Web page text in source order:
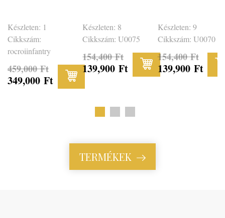
Készleten: 1
Cikkszám:
rocroiinfantry
459,000Ft
Original
349,000 Ft
Készleten: 8
Cikkszám: U0075
154,400Ft
Original
154,400 Ft.
139,900Ft
Current
price
is:
139,900 Ft.
Készleten: 9
Cikkszám: U0070
154,400Ft
Original
139,900 Ft
TERMÉKEK